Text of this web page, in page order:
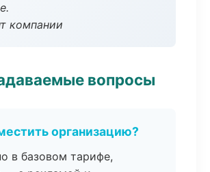
компании
вопросы
организацию?
в базовом тарифе,